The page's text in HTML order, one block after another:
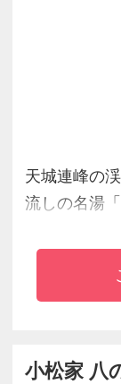
天城連峰の
流しの名湯
◆客室露天
天然温泉の宿
◆洗練され
ッド使用♪
小松家 八